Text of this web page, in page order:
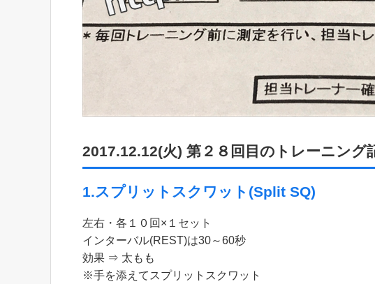
2017.12.12(火) 第２８回目のトレーニング
1.スプリットスクワット(Split SQ)
左右・各１０回×１セット
インターバル(REST)は30～60秒
効果 ⇒ 太もも
※手を添えてスプリットスクワット